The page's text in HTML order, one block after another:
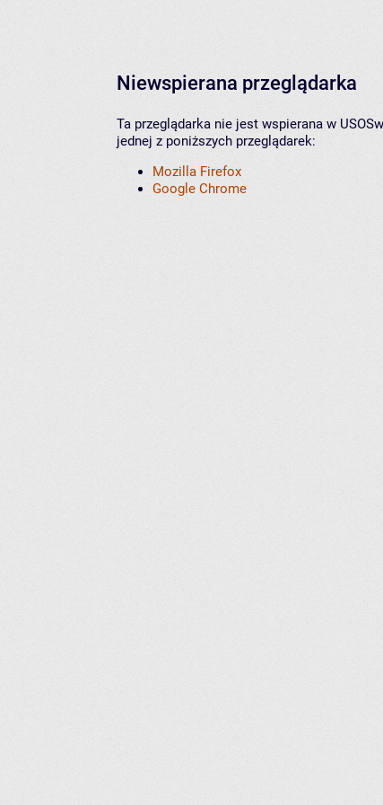
Niewspierana przeglądarka
Ta przeglądarka nie jest wspierana w
jednej z poniższych przeglądarek:
Mozilla Firefox
Google Chrome